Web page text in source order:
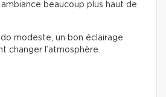
beaucoup plus haut de
modeste, un bon éclairage
changer l’atmosphère.